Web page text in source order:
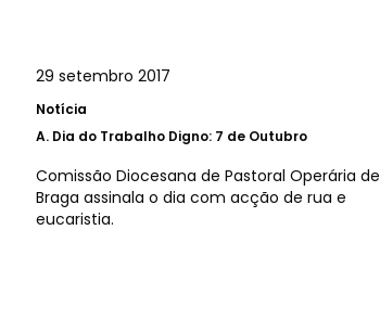
29 setembro 2017
Notícia
A. Dia do Trabalho Digno: 7 de Outubro
Comissão Diocesana de Pastoral Operária de
Braga assinala o dia com acção de rua e
eucaristia.